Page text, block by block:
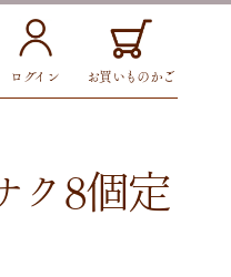
ログイン お買いものかご
ク8個定